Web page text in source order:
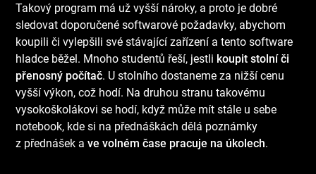
Takový program má už vyšší nároky, a proto je dobré
sledovat doporučené softwarové požadavky, abychom
koupili či vylepšili své stávající zařízení a tento software
hladce běžel. Mnoho studentů řeší, jestli koupit stolní či
přenosný počítač. U stolního dostaneme za nižší cenu
vyšší výkon, což hodí. Na druhou stranu takovému
vysokoškolákovi se hodí, když může mít stále u sebe
notebook, kde si na přednáškách dělá poznámky
z přednášek ave volném čase pracuje na úkolech.